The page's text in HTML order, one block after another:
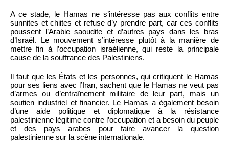
A ce stade, le Hamas ne s’intéresse pas aux conflits entre
sunnites et chiites et refuse d’y prendre part, car ces conflits
poussent l’Arabie saoudite et d’autres pays dans les bras
d’Israël. Le mouvement s’intéresse plutôt à la manière de
mettre fin à l’occupation israélienne, qui reste la principale
cause de la souffrance des Palestiniens.
Il faut que les États et les personnes, qui critiquent le Hamas
pour ses liens avec l’Iran, sachent que le Hamas ne veut pas
d’armes ou d’entraînement militaire de leur part, mais un
soutien industriel et financier. Le Hamas a également besoin
d’une aide politique et diplomatique à la résistance
palestinienne légitime contre l’occupation et a besoin du peuple
et des pays arabes pour faire avancer la question
palestinienne sur la scène internationale.